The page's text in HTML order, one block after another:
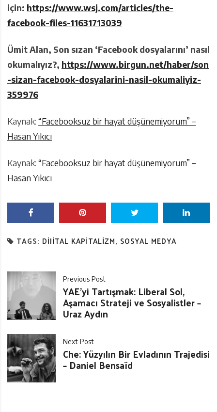
için: https://www.wsj.com/articles/the-
facebook-files-11631713039
Ümit Alan, Son sızan ‘Facebook dosyalarını’ nasıl
okumalıyız?, https://www.birgun.net/haber/son
-sizan-facebook-dosyalarini-nasil-okumaliyiz-
359976
Kaynak: “Facebooksuz bir hayat düşünemiyorum” –
Hasan Yıkıcı
Kaynak: “Facebooksuz bir hayat düşünemiyorum” –
Hasan Yıkıcı
TAGS: DIJITAL KAPITALIZM, SOSYAL MEDYA
Previous Post
YAE’yi Tartışmak: Liberal Sol,
Aşamacı Strateji ve Sosyalistler –
Uraz Aydın
Next Post
Che: Yüzyılın Bir Evladının Trajedisi
– Daniel Bensaïd